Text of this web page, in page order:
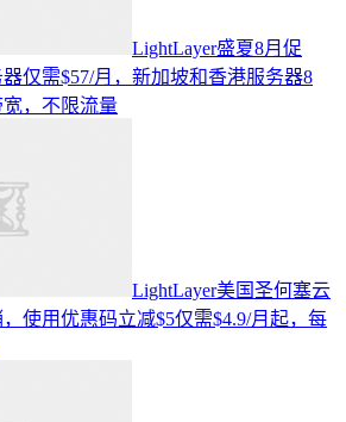
LightLayer盛夏8月促
仅需$57/月，新加坡和香港服务器8
，不限流量
LightLayer美国圣何塞云
使用优惠码立减$5仅需$4.9/月起，每